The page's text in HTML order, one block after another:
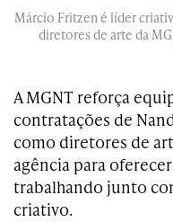
Márcio Fritzen é líder
diretores de arte da
A MGNT reforça
contratações de
como diretores de
agência para
trabalhando junto
criativo.